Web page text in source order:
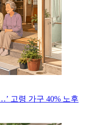
고령 가구 40% 노후